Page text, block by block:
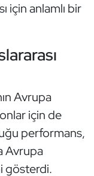
için anlamlı bir
Avrupa
için de
performans,
Avrupa
gösterdi.